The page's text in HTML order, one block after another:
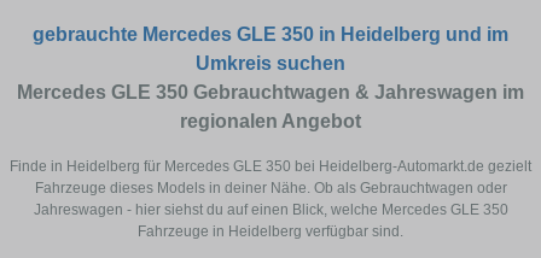
gebrauchte Mercedes GLE 350 in Heidelberg und im
Umkreis suchen
Mercedes GLE 350 Gebrauchtwagen & Jahreswagen im
regionalen Angebot
Finde in Heidelberg für Mercedes GLE 350 bei Heidelberg-Automarkt.de gezielt
Fahrzeuge dieses Models in deiner Nähe. Ob als Gebrauchtwagen oder
Jahreswagen - hier siehst du auf einen Blick, welche Mercedes GLE 350
Fahrzeuge in Heidelberg verfügbar sind.